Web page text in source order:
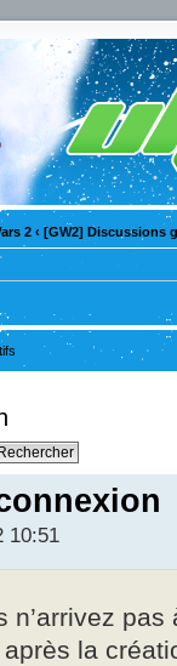
2 ‹ [GW2] Discussions
10:51
n’arrivez
la